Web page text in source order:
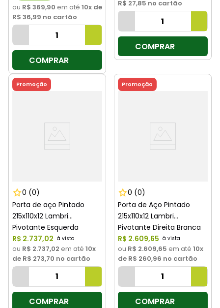
ou R$ 369,90 em até 10x de
R$ 36,99 no cartão
COMPRAR
R$ 27,85 no cartão
COMPRAR
Promoção
0 (0)
Porta de aço Pintado
215x110x12 Lambri
Pivotante Esquerda
Branca Haiala
R$ 2.737,02
ou R$ 2.737,02 em até 10x
de R$ 273,70 no cartão
COMPRAR
Promoção
0 (0)
Porta de Aço Pintado
215x110x12 Lambri
Pivotante Direita Branca
Haiala
R$ 2.609,65
ou R$ 2.609,65 em até 10x
de R$ 260,96 no cartão
COMPRAR